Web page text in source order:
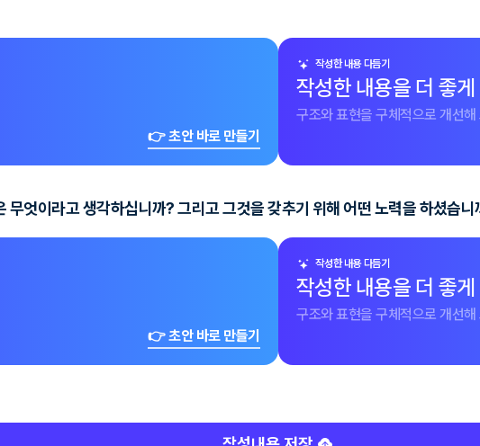
👉 초안 바로 만들기
작성한 내용 다듬기
작성한 내용을 더 좋
구조와 표현을 구체적으로 개선해
무엇이라고 생각하십니까? 그리고 그것을 갖추기 위해 어떤 노력을 하셨습
👉 초안 바로 만들기
작성한 내용 다듬기
작성한 내용을 더 좋
구조와 표현을 구체적으로 개선해